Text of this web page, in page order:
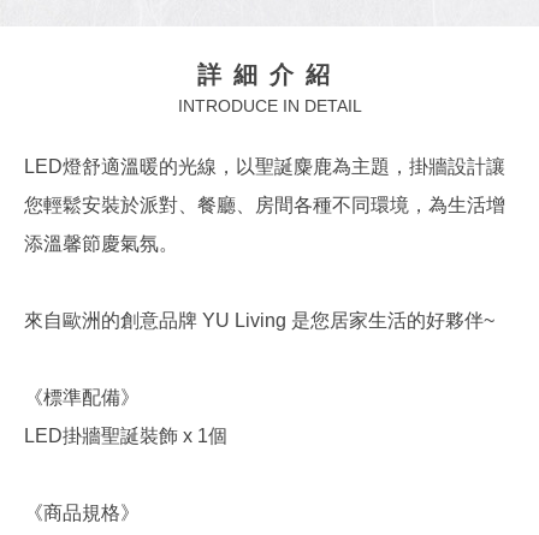
詳細介紹
INTRODUCE IN DETAIL
LED燈舒適溫暖的光線，以聖誕麋鹿為主題，掛牆設計讓
您輕鬆安裝於派對、餐廳、房間各種不同環境，為生活增
添溫馨節慶氣氛。
來自歐洲的創意品牌 YU Living 是您居家生活的好夥伴~
《標準配備》
LED掛牆聖誕裝飾 x 1個
《商品規格》